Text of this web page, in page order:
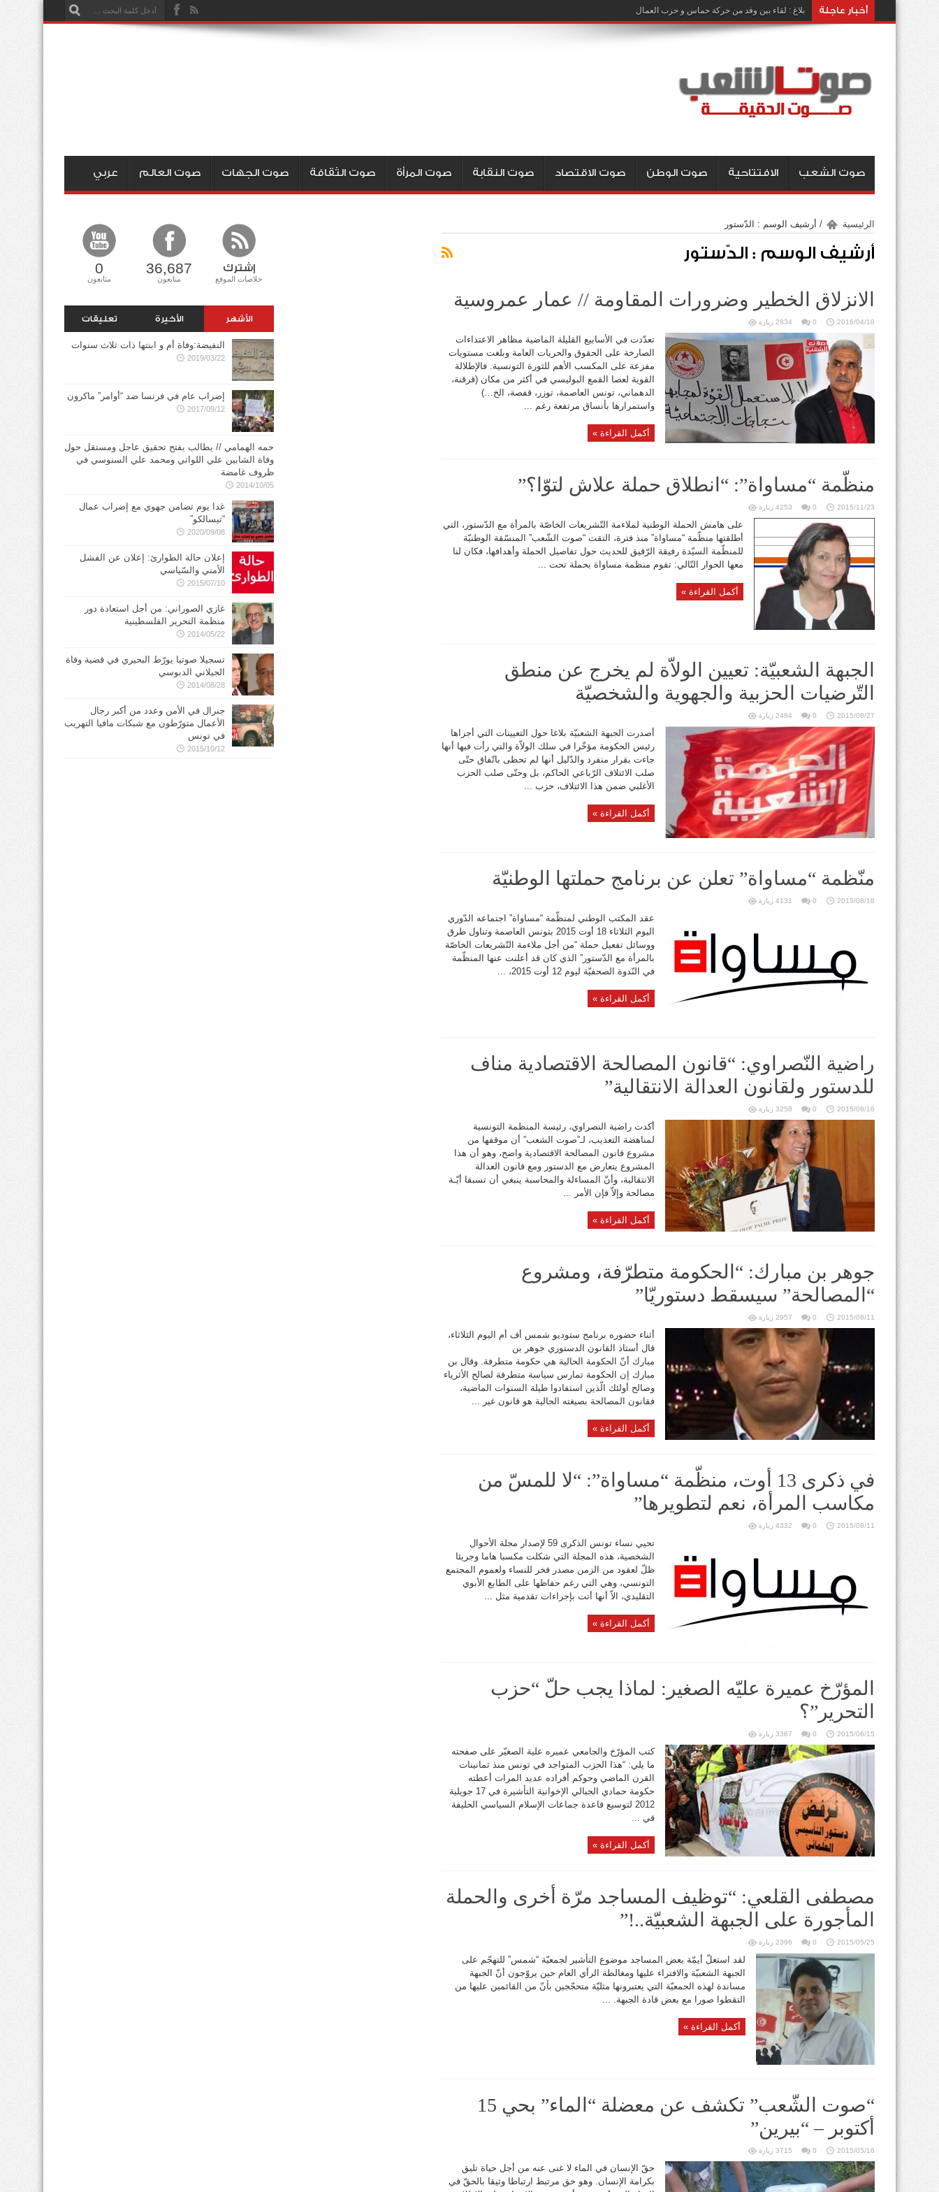
أخبار عاجلة بلاغ : لقاء بين وفد من حركة حماس و حزب العمال
صوت الشعب الافتتاحية صوت الوطن صوت الاقتصاد صوت النقابة صوت المرأة صوت الثقافة صوت الجهات صوت العالم عربي
الرئيسية / أرشيف الوسم : الدّستور
أرشيف الوسم : الدّستور
الانزلاق الخطير وضرورات المقاومة // عمار عمروسية
2016/04/18
0 2834 زيارة
تعدّدت في الأسابيع القليلة الماضية مظاهر الاعتداءات
الصارخة على الحقوق والحريات العامة وبلغت مستويات
مفزعة على المكسب الأهم للثورة التونسية. فالإطلالة
القوية لعصا القمع البوليسي في أكثر من مكان (قرقنة،
الدهماني، تونس العاصمة، توزر، قفصة، الخ…)
واستمرارها بأنساق مرتفعة رغم ...
أكمل القراءة »
منظّمة “مساواة”: “انطلاق حملة علاش لتوّا؟”
2015/11/23
0 4253 زيارة
على هامش الحملة الوطنية لملاءمة التّشريعات الخاصّة بالمرأة مع الدّستور، التي
أطلقتها منظّمة “مساواة” منذ فترة، التقت “صوت الشّعب” المنسّقة الوطنيّة
للمنظّمة السيّدة رفيقة الرّقيق للحديث حول تفاصيل الحملة وأهدافها، فكان لنا
معها الحوار التّالي: تقوم منظمة مساواة بحملة تحت ...
أكمل القراءة »
الجبهة الشعبيّة: تعيين الولاّة لم يخرج عن منطق
التّرضيات الحزبية والجهوية والشخصيّة
2015/08/27
0 2484 زيارة
أصدرت الجبهة الشعبيّة بلاغا حول التعيينات التي أجراها
رئيس الحكومة مؤخّرا في سلك الولاّة والتي رأت فيها أنها
جاءت بقرار منفرد والدّليل أنها لم تحظى باتّفاق حتّى
صلب الائتلاف الرّباعي الحاكم، بل وحتّى صلب الحزب
الأغلبي ضمن هذا الائتلاف، حزب ...
أكمل القراءة »
منّظمة “مساواة” تعلن عن برنامج حملتها الوطنيّة
2015/08/18
0 4131 زيارة
عقد المكتب الوطني لمنظّمة “مساواة” اجتماعه الدّوري
اليوم الثلاثاء 18 أوت 2015 بتونس العاصمة وتناول طرق
ووسائل تفعيل حملة “من أجل ملاءمة التّشريعات الخاصّة
بالمرأة مع الدّستور” الذي كان قد أعلنت عنها المنظّمة
في النّدوة الصحفيّة ليوم 12 أوت 2015، ...
أكمل القراءة »
راضية النّصراوي: “قانون المصالحة الاقتصادية مناف
للدستور ولقانون العدالة الانتقالية”
2015/08/16
0 3258 زيارة
أكدت راضية النصراوي، رئيسة المنظمة التونسية
لمناهضة التعذيب، لـ”صوت الشعب” أن موقفها من
مشروع قانون المصالحة الاقتصادية واضح، وهو أن هذا
المشروع يتعارض مع الدستور ومع قانون العدالة
الانتقالية، وأنّ المساءلة والمحاسبة ينبغي أن تسبقا أيّـة
مصالحة وإلاّ فإن الأمر ...
أكمل القراءة »
جوهر بن مبارك: “الحكومة متطرّفة، ومشروع
“المصالحة” سيسقط دستوريّا”
2015/08/11
0 2957 زيارة
أثناء حضوره برنامج ستوديو شمس أف أم اليوم الثلاثاء،
قال أستاذ القانون الدستوري جوهر بن
مبارك أنّ الحكومة الحالية هي حكومة متطرفة. وقال بن
مبارك إن الحكومة تمارس سياسة متطرفة لصالح الأثرياء
وصالح أولئك الّذين استفادوا طيلة السنوات الماضية،
فقانون المصالحة بصيغته الحالية هو قانون غير ...
أكمل القراءة »
في ذكرى 13 أوت، منظّمة “مساواة”: “لا للمسّ من
مكاسب المرأة، نعم لتطويرها”
2015/08/11
0 4332 زيارة
تحيي نساء تونس الذكرى 59 لإصدار مجلة الأحوال
الشخصية، هذه المجلة التي شكلت مكسبا هاما وجريئا
ظلّ لعقود من الزمن مصدر فخر للنساء ولعموم المجتمع
التونسي، وهي التي رغم حفاظها على الطابع الأبوي
التقليدي، الاّ أنها أتت بإجراءات تقدمية مثل ...
أكمل القراءة »
المؤرّخ عميرة عليّه الصغير: لماذا يجب حلّ “حزب
التحرير”؟
2015/06/15
0 3367 زيارة
كتب المؤرّخ والجامعي عميره علية الصغيّر على صفحته
ما يلي: “هذا الحزب المتواجد في تونس منذ ثمانينات
القرن الماضي وحوكم أفراده عديد المرات أعطته
حكومة حمادي الجبالي الإخوانية التأشيرة في 17 جويلية
2012 لتوسيع قاعدة جماعات الإسلام السياسي الحليفة
في ...
أكمل القراءة »
مصطفى القلعي: “توظيف المساجد مرّة أخرى والحملة
المأجورة على الجبهة الشعبيّة..!”
2015/05/25
0 2396 زيارة
لقد استغلّ أيمّة بعض المساجد موضوع التأشير لجمعيّة “شمس” للتهجّم على
الجبهة الشعبيّة والافتراء عليها ومغالطة الرأي العام حين يروّجون أنّ الجبهة
مساندة لهذه الجمعيّة التي يعتبرونها مثليّة متحجّجين بأنّ من القائمين عليها من
التقطوا صورا مع بعض قادة الجبهة. ...
أكمل القراءة »
“صوت الشّعب” تكشف عن معضلة “الماء” بحي 15
أكتوبر – “بيرين”
2015/05/16
0 3715 زيارة
حقّ الإنسان في الماء لا غنى عنه من أجل حياة تليق
بكرامة الإنسان. وهو حق مرتبط ارتباطا وثيقا بالحقّ في
إشترك
خلاصات الموقع
36,687
متابعون
0
متابعون
الأشهر الأخيرة تعليقات
النفيضة:وفاة أم و ابنتها ذات ثلاث سنوات
2019/03/22
إضراب عام في فرنسا ضد “أوامر” ماكرون
2017/09/12
حمه الهمامي // يطالب بفتح تحقيق عاجل ومستقل حول
وفاة الشابين علي اللواتي ومحمد علي السنوسي في
ظروف غامضة
2014/10/05
غدا يوم تضامن جهوي مع إضراب عمال
“تيسالكو”
2020/09/08
إعلان حالة الطوارئ: إعلان عن الفشل
الأمني والسّياسي
2015/07/10
غازي الصوراني: من أجل استعادة دور
منظمة التحرير الفلسطينية
2014/05/22
تسجيلا صوتيا يورّط البحيري في قضية وفاة
الجيلاني الدبوسي
2014/08/28
جنرال في الأمن وعدد من أكبر رجال
الأعمال متورّطون مع شبكات مافيا التهريب
في تونس
2015/10/12